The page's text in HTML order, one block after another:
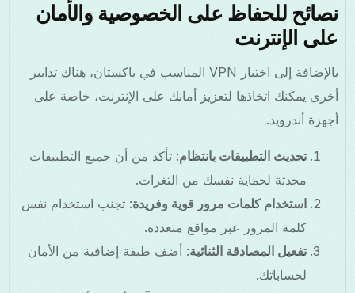
نصائح للحفاظ على الخصوصية والأمان
على الإنترنت
بالإضافة إلى اختيار VPN المناسب في باكستان، هناك تدابير
أخرى يمكنك اتخاذها لتعزيز أمانك على الإنترنت، خاصة على
أجهزة أندرويد.
تحديث التطبيقات بانتظام: تأكد من أن جميع التطبيقات
محدثة لحماية نفسك من الثغرات.
استخدام كلمات مرور قوية وفريدة: تجنب استخدام نفس
كلمة المرور عبر مواقع متعددة.
تفعيل المصادقة الثنائية: أضف طبقة إضافية من الأمان
لحساباتك.